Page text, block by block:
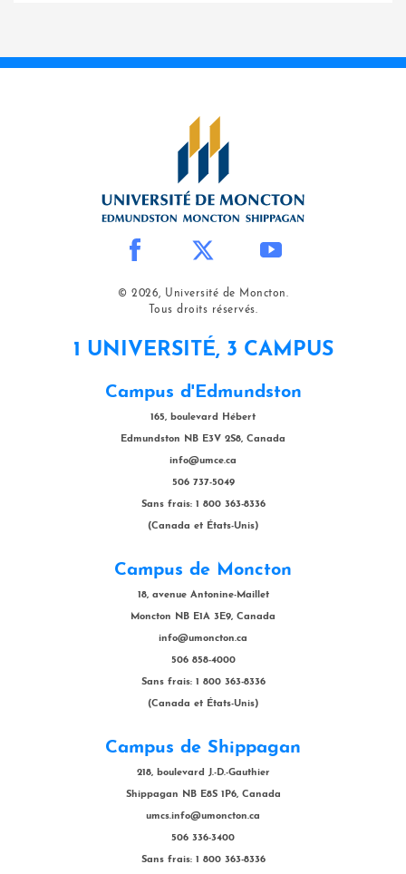
© 2026, Université de Moncton.
Tous droits réservés.
1 UNIVERSITÉ, 3 CAMPUS
Campus d'Edmundston
165, boulevard Hébert
Edmundston NB E3V 2S8, Canada
info@umce.ca
506 737-5049
Sans frais: 1 800 363-8336
(Canada et États-Unis)
Campus de Moncton
18, avenue Antonine-Maillet
Moncton NB E1A 3E9, Canada
info@umoncton.ca
506 858-4000
Sans frais: 1 800 363-8336
(Canada et États-Unis)
Campus de Shippagan
218, boulevard J.-D.-Gauthier
Shippagan NB E8S 1P6, Canada
umcs.info@umoncton.ca
506 336-3400
Sans frais: 1 800 363-8336